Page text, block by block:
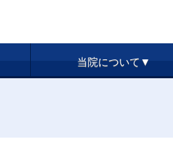
当院について▼